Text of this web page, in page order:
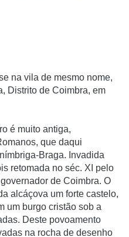
na vila de mesmo nome,
Distrito de Coimbra, em
é muito antiga,
que daqui
Braga. Invadida
retomada no séc. XI pelo
de Coimbra. O
alcáçova um forte castelo,
um burgo cristão sob a
Deste povoamento
na rocha de desenho